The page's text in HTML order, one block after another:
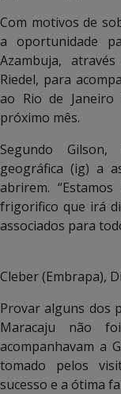
Com motivos de
a oportunidade
Azambuja,
Riedel, para
ao Rio de
próximo mês.
Segundo
geográfica (ig) a
abrirem.
frigorifico que irá
associados para
Cleber (Embrapa),
Provar alguns dos
Maracaju não
acompanhavam a
tomado pelos
sucesso e a ótima